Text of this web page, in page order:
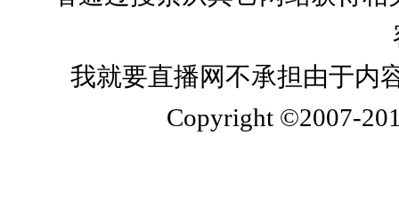
我就要直播网不承担由于内
Copyright ©2007-